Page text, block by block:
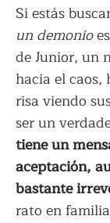
Si estás
un demonio
de Junior, un
hacia el caos,
risa viendo
ser un
tiene un
aceptación,
bastante
rato en